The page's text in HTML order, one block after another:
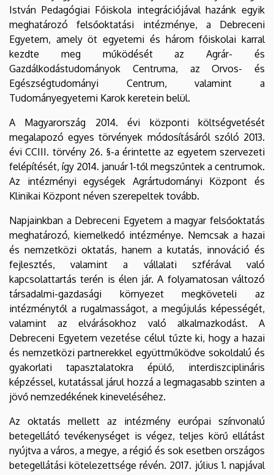
István Pedagógiai Főiskola integrációjával hazánk egyik
meghatározó felsőoktatási intézménye, a Debreceni
Egyetem, amely öt egyetemi és három főiskolai karral
kezdte meg működését az Agrár- és
Gazdálkodástudományok Centruma, az Orvos- és
Egészségtudományi Centrum, valamint a
Tudományegyetemi Karok keretein belül.
A Magyarország 2014. évi központi költségvetését
megalapozó egyes törvények módosításáról szóló 2013.
évi CCIII. törvény 26. §-a érintette az egyetem szervezeti
felépítését, így 2014. január 1-től megszűntek a centrumok.
Az intézményi egységek Agrártudományi Központ és
Klinikai Központ néven szerepeltek tovább.
Napjainkban a Debreceni Egyetem a magyar felsőoktatás
meghatározó, kiemelkedő intézménye. Nemcsak a hazai
és nemzetközi oktatás, hanem a kutatás, innováció és
fejlesztés, valamint a vállalati szférával való
kapcsolattartás terén is élen jár. A folyamatosan változó
társadalmi-gazdasági környezet megköveteli az
intézménytől a rugalmasságot, a megújulás képességét,
valamint az elvárásokhoz való alkalmazkodást. A
Debreceni Egyetem vezetése célul tűzte ki, hogy a hazai
és nemzetközi partnerekkel együttműködve sokoldalú és
gyakorlati tapasztalatokra épülő, interdiszciplináris
képzéssel, kutatással járul hozzá a legmagasabb szinten a
jövő nemzedékének kineveléséhez.
Az oktatás mellett az intézmény európai színvonalú
betegellátó tevékenységet is végez, teljes körű ellátást
nyújtva a város, a megye, a régió és sok esetben országos
betegellátási kötelezettsége révén. 2017. július 1. napjával